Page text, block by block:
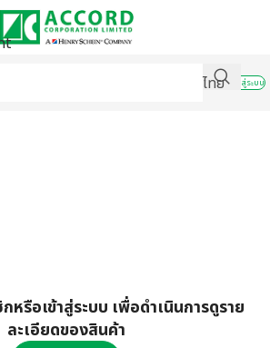
ไทย
เข้าสู่ระบบ
รือเข้าสู่ระบบ เพื่อดำเนินการดูราย
ละเอียดของสินค้า